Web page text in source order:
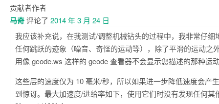
贡献者作者
马奇评论了 2014 年 3 月 24 日
我应该补充说，在我测试/调整机械钻头的过程中，我非常仔细
任何跳跃的迹象（噪音、奇怪的运动等），除了平滑的运动之
用像 gcode.ws 这样的 gcode 查看器不会显示您描述的那种运
这些层的速度仅为 10 毫米/秒，所以如果进一步降低速度会产
到惊讶。最大加速度/进给率如下，使用它们时没有发现任何其